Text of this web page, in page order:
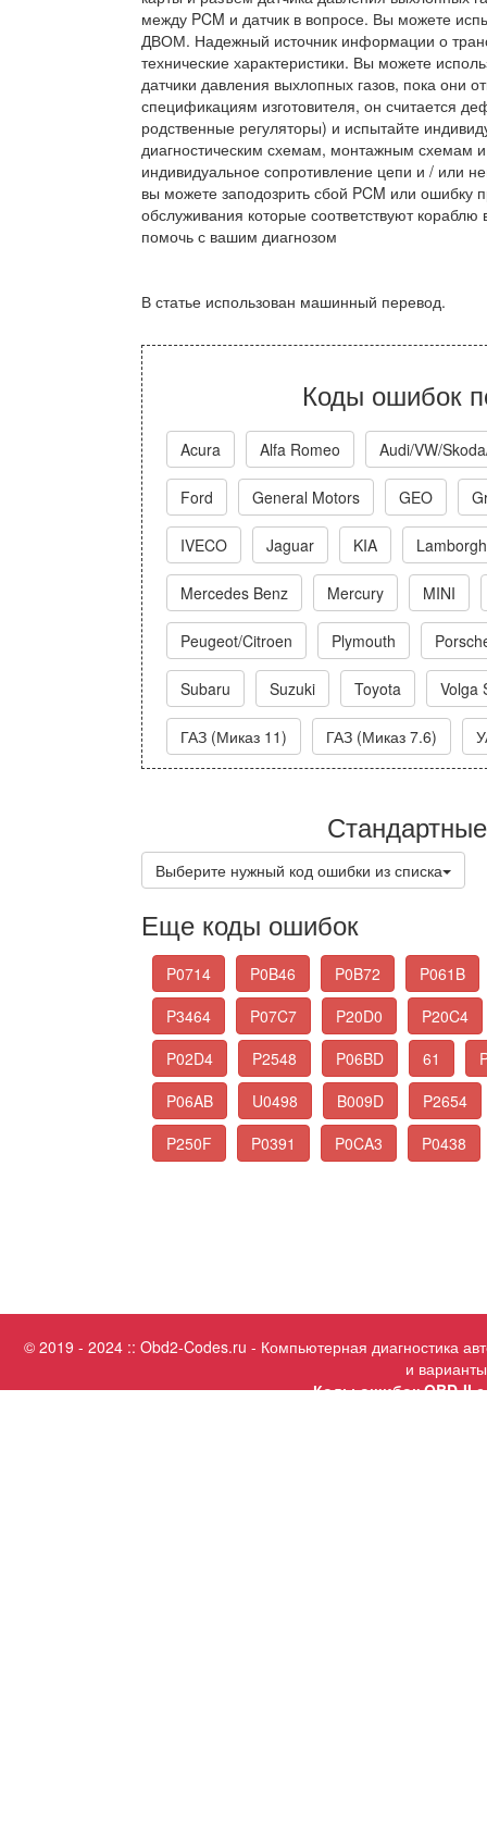
между PCM и датчик в вопросе. Вы можете
ДВОМ. Надежный источник информации о
технические характеристики. Вы можете
датчики давления выхлопных газов, пока они
спецификациям изготовителя, он считается
родственные регуляторы) и испытайте
диагностическим схемам, монтажным схемам
индивидуальное сопротивление цепи и / или
вы можете заподозрить сбой PCM или ошибку
обслуживания которые соответствуют
помочь с вашим диагнозом
В статье использован машинный перевод.
Коды ошибок
Acura Alfa Romeo Audi/VW/
Ford General Motors GEO
IVECO Jaguar KIA
Mercedes Benz Mercury MINI
Peugeot/Citroen Plymouth
Subaru Suzuki Toyota Volga
ГАЗ (Миказ 11) ГАЗ (Миказ 7.6)
Выберите нужный код ошибки из списка
Еще коды ошибок
P0714 P0B46 P0B72
P061B
P3464
P07C7 P20D0
P20C4
P02D4
P2548 P06BD 61
P06AB
U0498 B009D
P2654
P250F
P0391 P0CA3 P0438
© 2019 - 2024 :: Obd2-Codes.ru - Компьютерная диагностика
и
Коды ошибок OBD-II